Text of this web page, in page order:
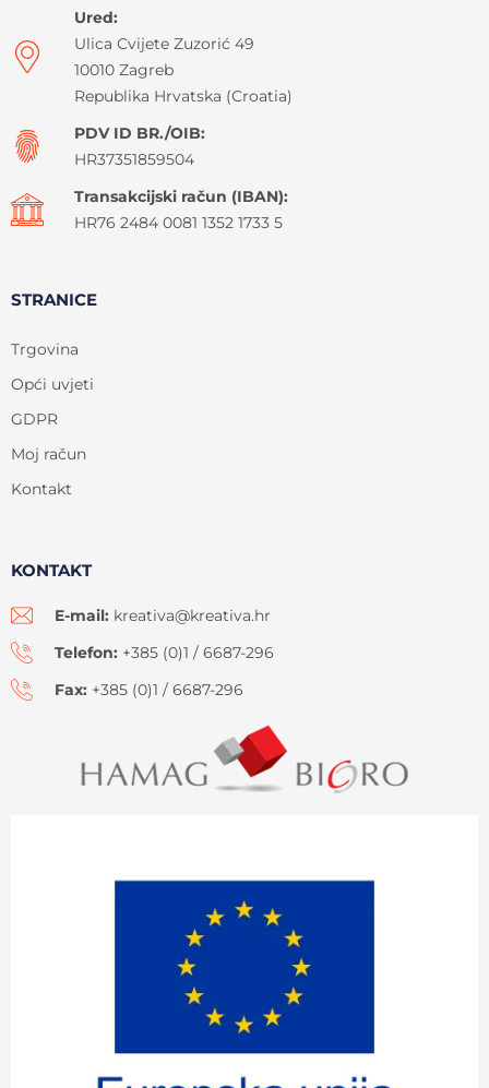
Ured:
Ulica Cvijete Zuzorić 49
10010 Zagreb
Republika Hrvatska (Croatia)
PDV ID BR./OIB:
HR37351859504
Transakcijski račun (IBAN):
HR76 2484 0081 1352 1733 5
STRANICE
Trgovina
Opći uvjeti
GDPR
Moj račun
Kontakt
KONTAKT
E-mail: kreativa@kreativa.hr
Telefon: +385 (0)1 / 6687-296
Fax: +385 (0)1 / 6687-296